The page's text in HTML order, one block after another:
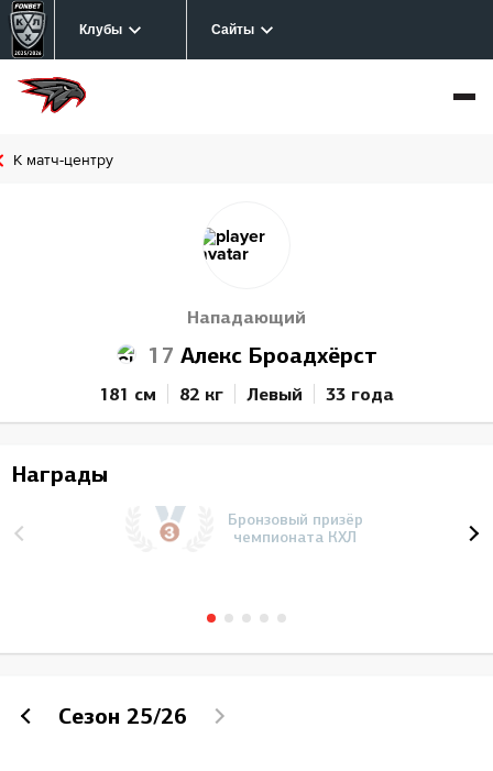
Клубы Сайты
К матч-центру
Нападающий
17 Алекс Броадхёрст
181 см 82 кг Левый 33 года
Награды
Бронзовый призёр
чемпионата КХЛ
Сезон 25/26